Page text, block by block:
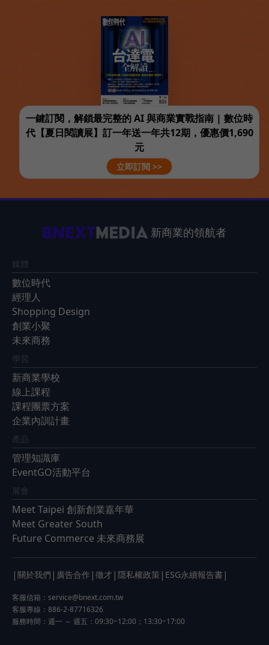
一鍵訂閱，解鎖最完整的 AI 與商業實戰指南 | 數位時
代【夏日閱讀展】訂一年送一年共12期，優惠價1,690
元
立即訂閱 >>
新商業的領航者
媒體
數位時代
經理人
Shopping Design
創業小聚
未來商務
學習
新商業學校
線上課程
課程團票方案
企業內訓計畫
產品
管理知識庫
EventGO活動平台
展會
Meet Taipei 創新創業嘉年華
Meet Greater South
Future Commerce 未來商務展
| 關於我們 | 廣告合作 | 徵才 | 隱私權政策 | ESG永續報告書 |
客服信箱： service@bnext.com.tw
客服專線：886-2-87716326
服務時間：週一 ～ 週五：09:30~12:00；13:30~17:00